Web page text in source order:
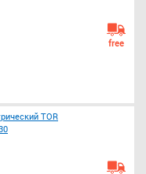
free
ТОR